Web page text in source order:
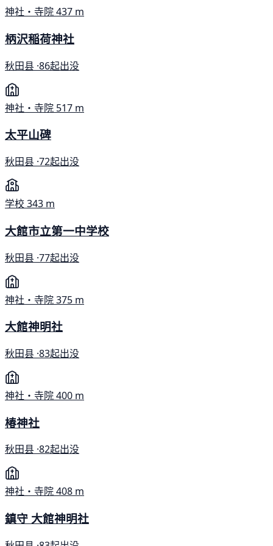
神社・寺院437 m
柄沢稲荷神社
秋田县 ·86起出没
神社・寺院 517 m
太平山碑
秋田县 ·72起出没
学校343 m
大館市立第一中学校
秋田县 ·77起出没
神社・寺院375 m
大館神明社
秋田县 ·83起出没
神社・寺院400 m
椿神社
秋田县 ·82起出没
神社・寺院408 m
鎮守 大館神明社